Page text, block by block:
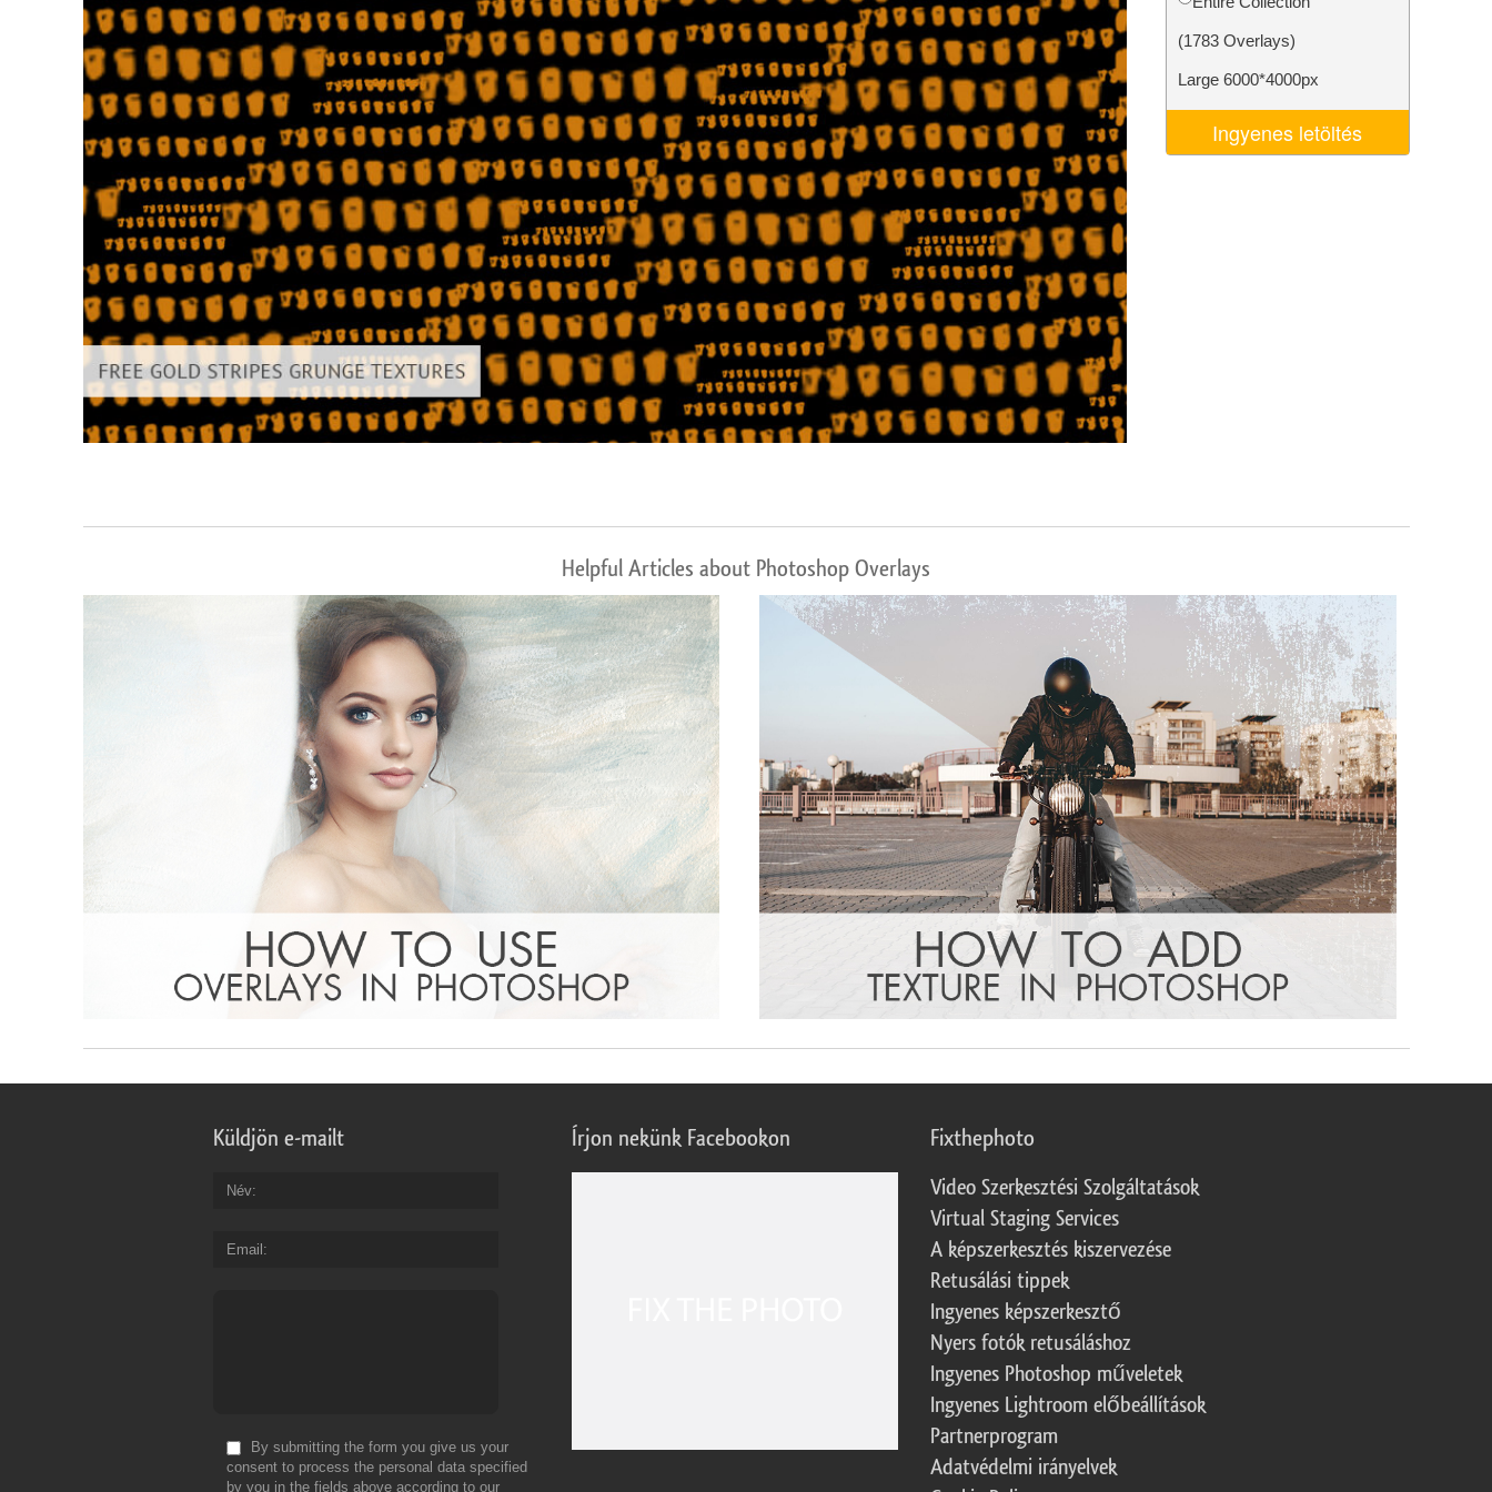
Dịch vụ chỉnh sửa sản phẩm Ékszer -retusálási szolgáltatások AI Képzési Adatok Video Editing Services
(1783 Overlays)
Large 6000*4000px
Ingyenes letöltés
Helpful Articles about Photoshop Overlays
Küldjön e-mailt
Név
Email
By submitting the form you give us your
consent to process the personal data specified
by you in the fields above according to our
Írjon nekünk Facebookon Fixthephoto
Video Szerkesztési Szolgáltatások
Virtual Staging Services
A képszerkesztés kiszervezése
Retusálási tippek
Ingyenes képszerkesztő
Nyers fotók retusáláshoz
Ingyenes Photoshop műveletek
Ingyenes Lightroom előbeállítások
Partnerprogram
Adatvédelmi irányelvek